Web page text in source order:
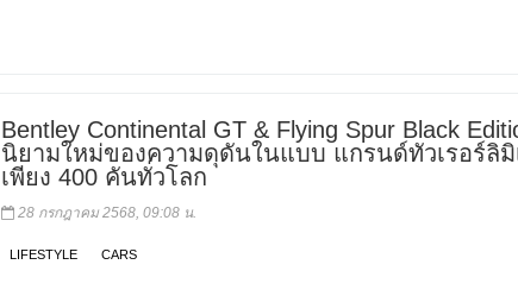
Bentley Continental GT & Flying Spur Black
นิยามใหม่ของความดุดันในแบบ แกรนด์ทัวเรอร์ลิมิ
เพียง 400 คันทั่วโลก
28 กรกฎาคม 2568, 09:08 น.
LIFESTYLE CARS